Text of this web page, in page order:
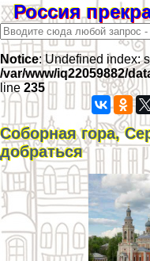
Россия
Notice: Undefined index:
/var/www/iq22059882/
line 235
Соборная гора,
добраться